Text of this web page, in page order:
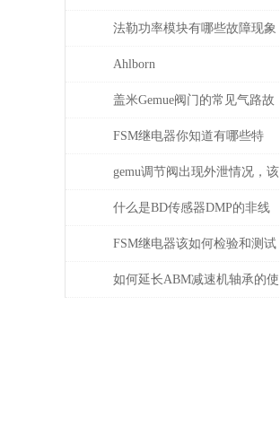
骤轻松解决！
法勒功率模块有哪些故障现象
需要检查
Ahlborn
盖米Gemue阀门的常见气路故
障、执行器不动作问题排查与
密封件更换步骤
FSM继电器你知道有哪些特
点？
gemu调节阀出现外泄情况，该
如何处理
什么是BD传感器DMP的非线
性，怎么产生的？
FSM继电器该如何检验和测试
如何延长ABM减速机轴承的使